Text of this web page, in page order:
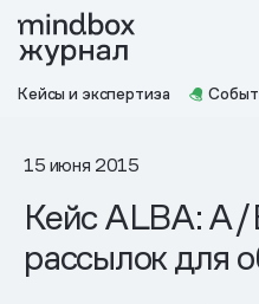
Кейсы и экспертиза
15 июня 2015
Кейс ALBA:
рассылок для